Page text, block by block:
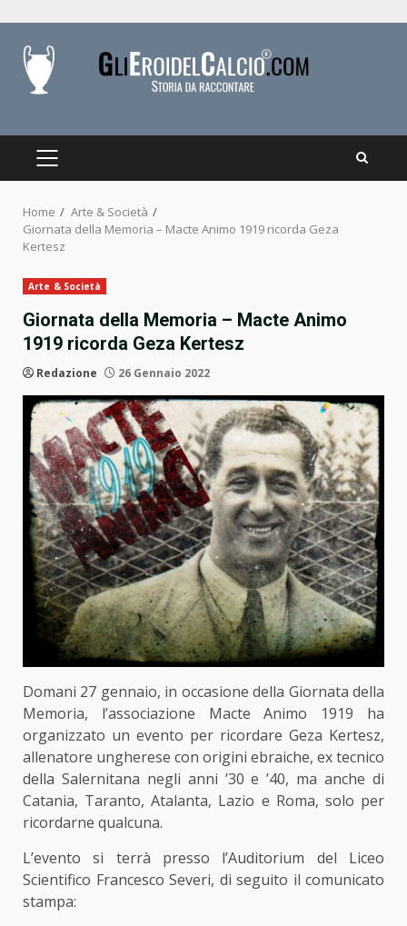
content
PRIMARY
Home
Arte & Società
Giornata della Memoria – Macte Animo 1919 ricorda Geza
Kertesz
Arte & Società
Giornata della Memoria – Macte Animo
1919 ricorda Geza Kertesz
Redazione 26 Gennaio 2022
Domani 27 gennaio, in occasione della Giornata della
Memoria, l’associazione Macte Animo 1919 ha
organizzato un evento per ricordare Geza Kertesz,
allenatore ungherese con origini ebraiche, ex tecnico
della Salernitana negli anni ’30 e ’40, ma anche di
Catania, Taranto, Atalanta, Lazio e Roma, solo per
ricordarne qualcuna.
L’evento si terrà presso l’Auditorium del Liceo
Scientifico Francesco Severi, di seguito il comunicato
stampa: